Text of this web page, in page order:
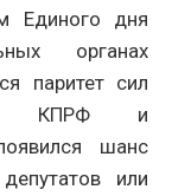
Единого дня
органах
паритет сил
КПРФ и
шанс
или